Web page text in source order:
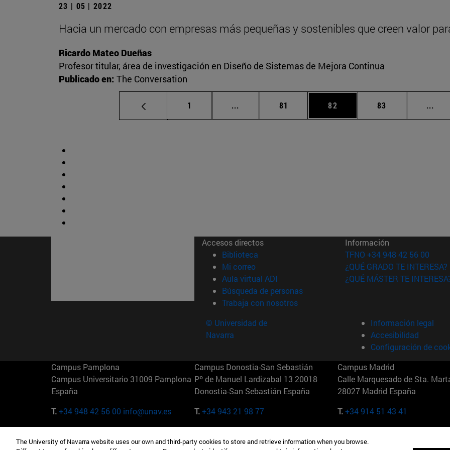
23 | 05 | 2022
Hacia un mercado con empresas más pequeñas y sostenibles que creen valor
Ricardo Mateo Dueñas
Profesor titular, área de investigación en Diseño de Sistemas de Mejora Continua
Publicado en: The Conversation
Página
1 ... Páginas intermedias Use TAB para desplazarse.
Página
81 Página
82 Página
83 ...
Accesos directos
Biblioteca (abre en nueva ventana)
Mi correo(abre en nueva ventana)
Aula virtual ADI (abre en nueva ventana)
Búsqueda de personas(abre en nueva ventana)
Trabaja con nosotros(abre en nueva ventana)
Información
TFNO +34 948 42 56 00
¿QUÉ GRADO TE INTERESA?
¿QUÉ MÁSTER TE
© Universidad de
Navarra
Información legal
Accesibilidad
Configuración de
Campus Pamplona
Campus Universitario 31009 Pamplona
España
T.+34 948 42 56 00 info@unav.es
Campus Donostia-San Sebastián
Pº de Manuel Lardizabal 13 20018
Donostia-San Sebastián España
T.+34 943 21 98 77
Campus Madrid
Calle Marquesado de Sta.
28027 Madrid España
T.+34 914 51 43 41
Camino del Cerro Águila 3 28023
165 W 57th St 10019-2201 Nueva York Maria-Theresia-Straße 15 81675
The University of Navarra website uses our own and third-party cookies to store and retrieve information when you browse.